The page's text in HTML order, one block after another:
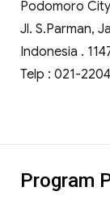
Podomoro
Jl. S.Parman,
Indonesia .
Telp : 021-
Program